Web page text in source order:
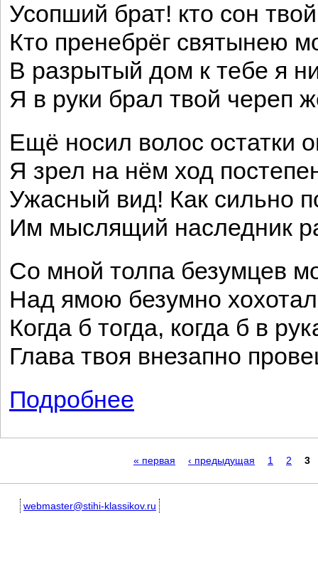
Усопший брат! кто сон
Кто пренебрёг святынею
В разрытый дом к тебе я
Я в руки брал твой череп
Ещё носил волос остатки
Я зрел на нём ход
Ужасный вид! Как сильно
Им мыслящий наследник
Со мной толпа безумцев
Над ямою безумно
Когда б тогда, когда б в
Глава твоя внезапно
Подробнее
« первая ‹ предыдущая 1 2 3
webmaster@stihi-klassikov.ru